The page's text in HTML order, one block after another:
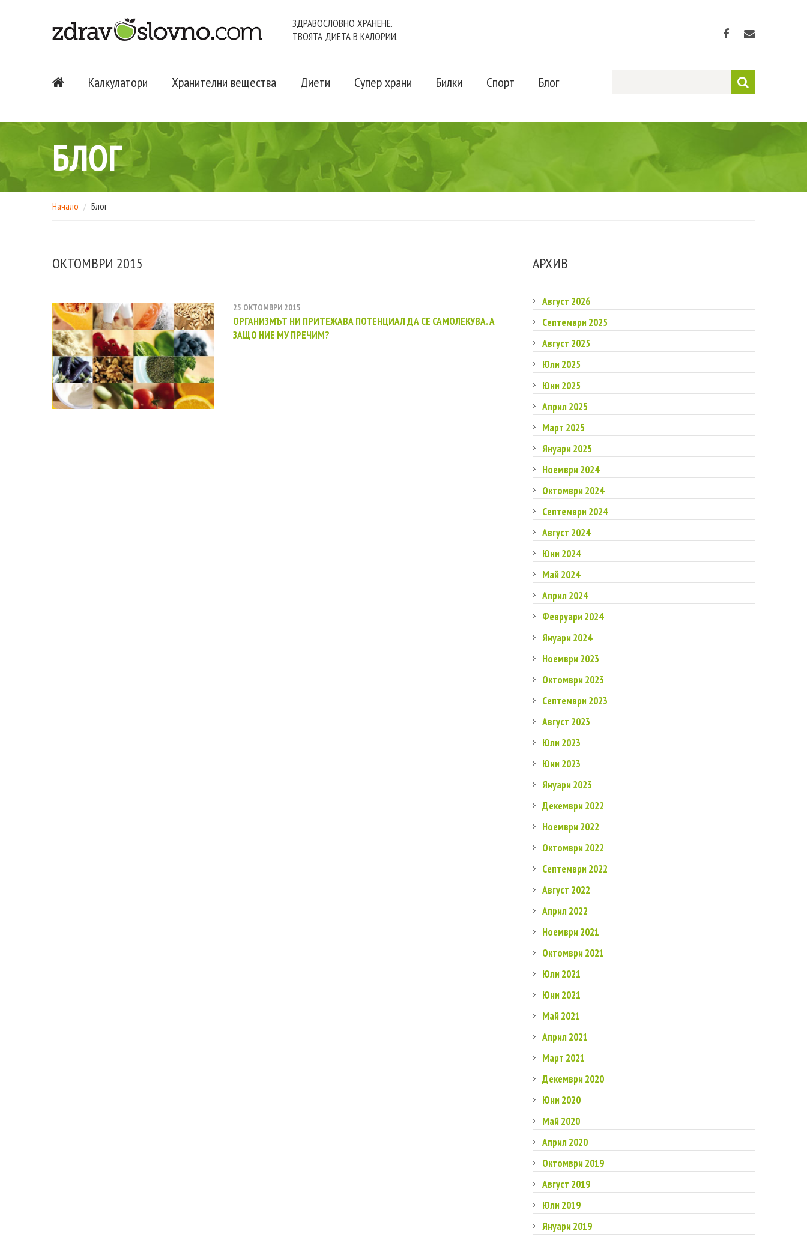
ЗДРАВОСЛОВНО ХРАНЕНЕ.
ТВОЯТА ДИЕТА В КАЛОРИИ.
Калкулатори Хранителни вещества Диети Супер храни Билки Спорт Блог
БЛОГ
Начало Блог
ОКТОМВРИ 2015
25 ОКТОМВРИ 2015
ОРГАНИЗМЪТ НИ ПРИТЕЖАВА ПОТЕНЦИАЛ ДА СЕ САМОЛЕКУВА. А
ЗАЩО НИЕ МУ ПРЕЧИМ?
АРХИВ
Август 2026
Септември 2025
Август 2025
Юли 2025
Юни 2025
Април 2025
Март 2025
Януари 2025
Ноември 2024
Октомври 2024
Септември 2024
Август 2024
Юни 2024
Май 2024
Април 2024
Февруари 2024
Януари 2024
Ноември 2023
Октомври 2023
Септември 2023
Август 2023
Юли 2023
Юни 2023
Януари 2023
Декември 2022
Ноември 2022
Октомври 2022
Септември 2022
Август 2022
Април 2022
Ноември 2021
Октомври 2021
Юли 2021
Юни 2021
Май 2021
Април 2021
Март 2021
Декември 2020
Юни 2020
Май 2020
Април 2020
Октомври 2019
Август 2019
Юли 2019
Януари 2019